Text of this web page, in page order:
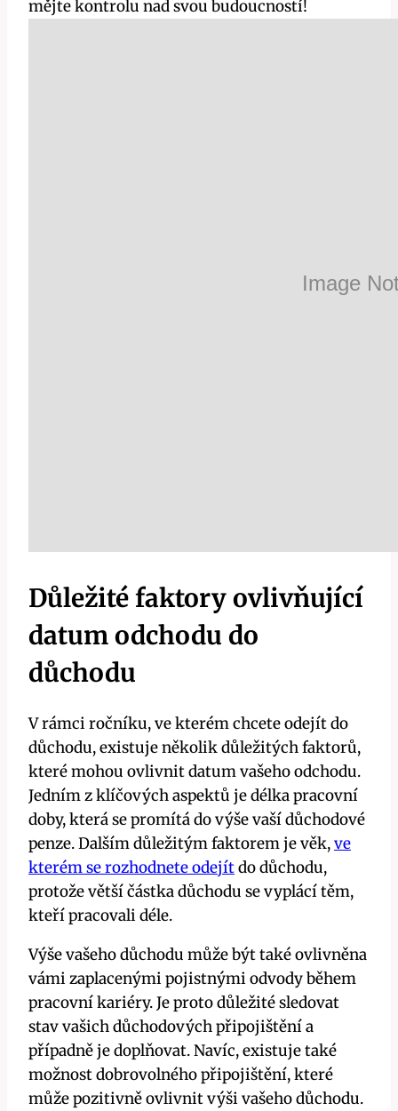
mějte kontrolu nad svou budoucností!
Důležité faktory ovlivňující
datum odchodu do
důchodu
V rámci ročníku, ve kterém chcete odejít do
důchodu, existuje několik důležitých faktorů,
které mohou ovlivnit datum vašeho odchodu.
Jedním z klíčových aspektů je délka pracovní
doby, která se promítá do výše vaší důchodové
penze. Dalším důležitým faktorem je věk,ve
kterém se rozhodnete odejítdo důchodu,
protože větší částka důchodu se vyplácí těm,
kteří pracovali déle.
Výše vašeho důchodu může být také ovlivněna
vámi zaplacenými pojistnými odvody během
pracovní kariéry. Je proto důležité sledovat
stav vašich důchodových připojištění a
případně je doplňovat. Navíc, existuje také
možnost dobrovolného připojištění, které
může pozitivně ovlivnit výši vašeho důchodu.